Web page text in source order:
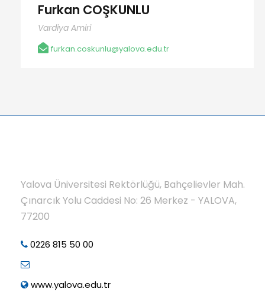
Furkan COŞKUNLU
Vardiya Amiri
furkan.coskunlu@yalova.edu.tr
Yalova Üniversitesi Rektörlüğü, Bahçelievler Mah.
Çınarcık Yolu Caddesi No: 26 Merkez - YALOVA,
77200
0226 815 50 00
www.yalova.edu.tr